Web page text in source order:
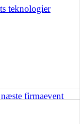
teknologier